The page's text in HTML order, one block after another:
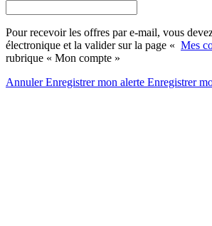
Pour recevoir les offres par e-mail, vous
électronique et la valider sur la page « Mes
rubrique « Mon compte »
AnnulerEnregistrer mon alerte Enregistrer